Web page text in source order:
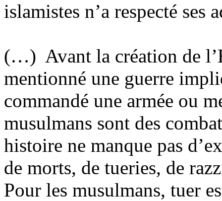
islamistes n’a respecté ses
(…) Avant la création de
mentionné une guerre
commandé une armée ou
musulmans sont des
histoire ne manque pas
de morts, de tueries, de
Pour les musulmans, tuer